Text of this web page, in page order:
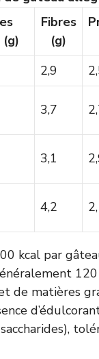
(g)
Fibres
(g)
2,9
3,7
3,1
4,2
kcal par
de matières